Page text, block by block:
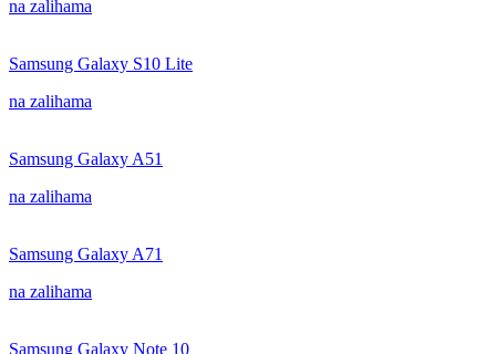
na zalihama
Samsung Galaxy S10 Lite
na zalihama
Samsung Galaxy A51
na zalihama
Samsung Galaxy A71
na zalihama
Samsung Galaxy Note 10